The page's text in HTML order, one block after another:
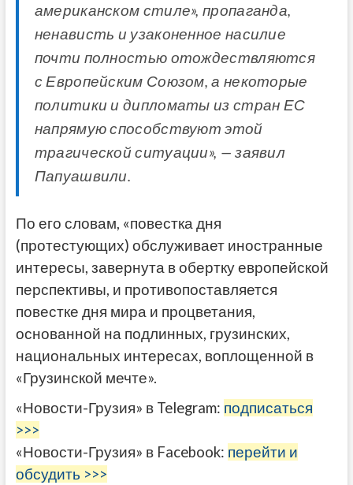
американском стиле», пропаганда,
ненависть и узаконенное насилие
почти полностью отождествляются
с Европейским Союзом, а некоторые
политики и дипломаты из стран ЕС
напрямую способствуют этой
трагической ситуации», — заявил
Папуашвили.
По его словам, «повестка дня
(протестующих) обслуживает иностранные
интересы, завернута в обертку европейской
перспективы, и противопоставляется
повестке дня мира и процветания,
основанной на подлинных, грузинских,
национальных интересах, воплощенной в
«Грузинской мечте».
«Новости-Грузия» в Telegram: подписаться
>>>
«Новости-Грузия» в Facebook: перейти и
обсудить >>>